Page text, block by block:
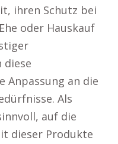
ihren Schutz bei
oder Hauskauf
diese
Anpassung an die
Als
auf die
dieser Produkte